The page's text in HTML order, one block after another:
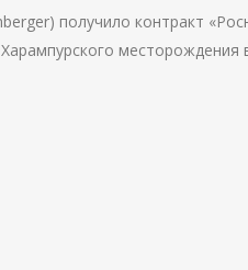
получило контракт
месторождения